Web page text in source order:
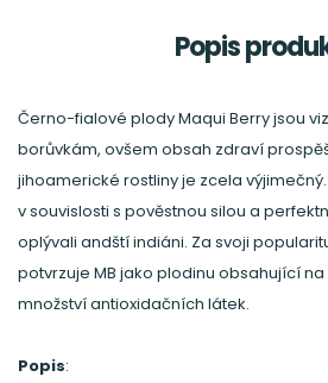
Popis
Černo-fialové plody Maqui Berry jsou
borůvkám, ovšem obsah zdraví
jihoamerické rostliny je zcela
v souvislosti s pověstnou silou a
oplývali andští indiáni. Za svoji
potvrzuje MB jako plodinu obsahující na
množství antioxidačních látek.
Popis: